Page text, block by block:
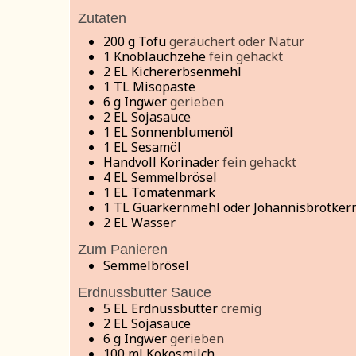
Zutaten
200g Tofugeräuchert oder Natur
1 Knoblauchzehefein gehackt
2 EL Kichererbsenmehl
1 TL Misopaste
6 g Ingwergerieben
2 EL Sojasauce
1 EL Sonnenblumenöl
1 EL Sesamöl
Handvoll Korinaderfein gehackt
4 EL Semmelbrösel
1 EL Tomatenmark
1 TL Guarkernmehl oder
2 EL Wasser
Zum Panieren
Semmelbrösel
Erdnussbutter Sauce
5 EL Erdnussbuttercremig
2 EL Sojasauce
6 g Ingwergerieben